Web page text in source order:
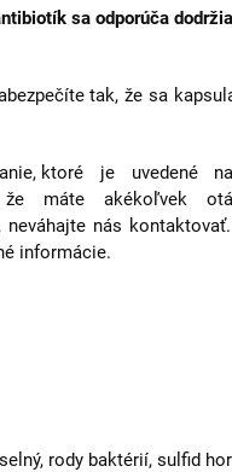
sa odporúča
tak, že sa
ktoré je uvedené na
že máte akékoľvek
nás
informácie.
rody baktérií, sulfid